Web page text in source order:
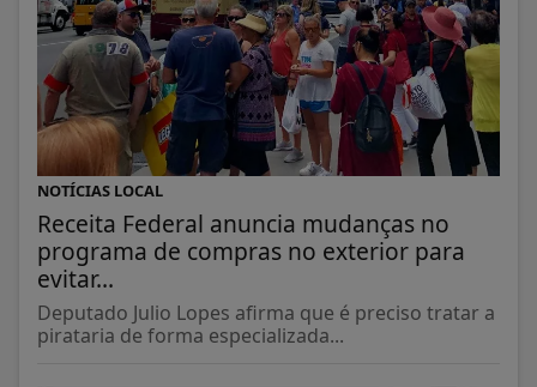
NOTÍCIAS LOCAL
Receita Federal anuncia mudanças no
programa de compras no exterior para
evitar...
Deputado Julio Lopes afirma que é preciso tratar a
pirataria de forma especializada...